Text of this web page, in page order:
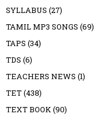
SYLLABUS (27)
TAMIL MP3 SONGS (69)
TAPS (34)
TDS (6)
TEACHERS NEWS (1)
TET(438)
TEXT BOOK(90)